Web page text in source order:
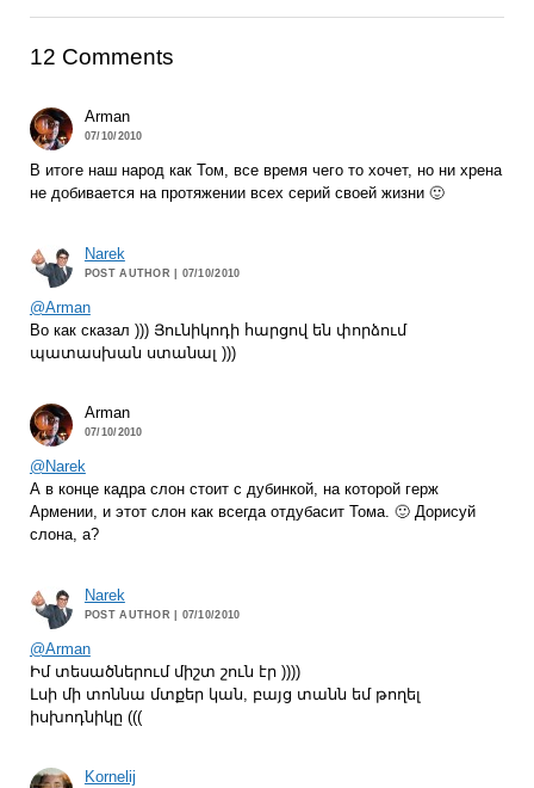
12 Comments
Arman
07/10/2010
В итоге наш народ как Том, все время чего то хочет, но ни хрена
не добивается на протяжении всех серий своей жизни 🙂
Narek
POST AUTHOR | 07/10/2010
@Arman
Во как сказал ))) Յունիկոդի հարցով են փորձում
պատասխան ստանալ )))
Arman
07/10/2010
@Narek
А в конце кадра слон стоит с дубинкой, на которой герж
Армении, и этот слон как всегда отдубасит Тома. 🙂 Дорисуй
слона, а?
Narek
POST AUTHOR | 07/10/2010
@Arman
Իմ տեսածներում միշտ շուն էր ))))
Լսի մի տոննա մտքեր կան, բայց տանն եմ թողել
իսխոդնիկը (((
Kornelij